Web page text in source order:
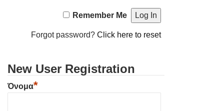
Remember Me
Forgot password?Click here to reset
New User Registration
Όνομα*